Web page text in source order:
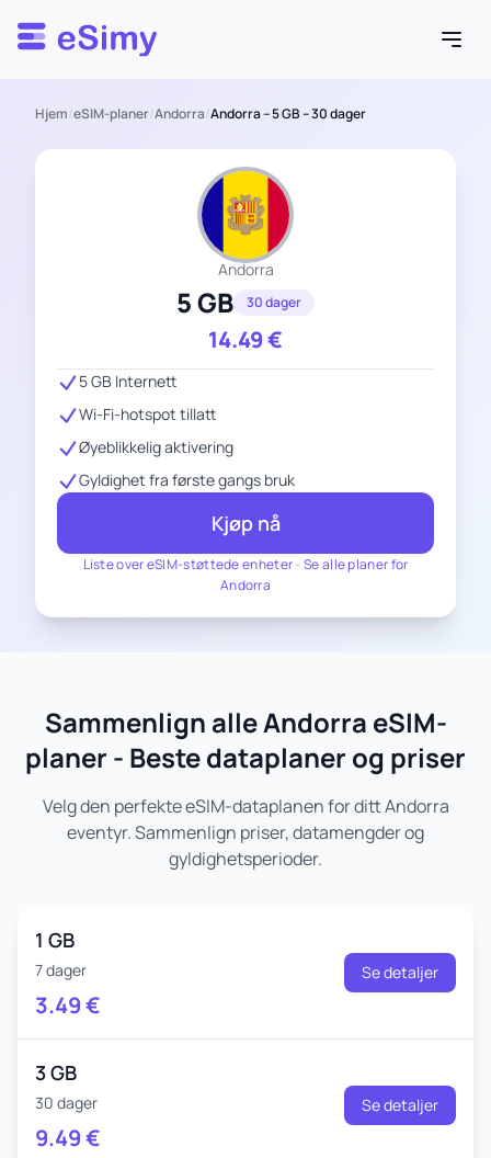
Esimy
Hjem/eSIM-planer/Andorra/Andorra – 5 GB – 30 dager
Andorra
5 GB 30 dager
14.49€
Liste over eSIM-støttede enheter-Se alle planer for
Andorra
5 GB Internett
Wi-Fi-hotspot tillatt
Øyeblikkelig aktivering
Gyldighet fra første gangs bruk
Kjøp nå
Sammenlign alle Andorra eSIM-
planer - Beste dataplaner og priser
Velg den perfekte eSIM-dataplanen for ditt Andorra
eventyr. Sammenlign priser, datamengder og
gyldighetsperioder.
1 GB
7 dager
3.49€
Se detaljer
3 GB
30 dager
9.49€
Se detaljer